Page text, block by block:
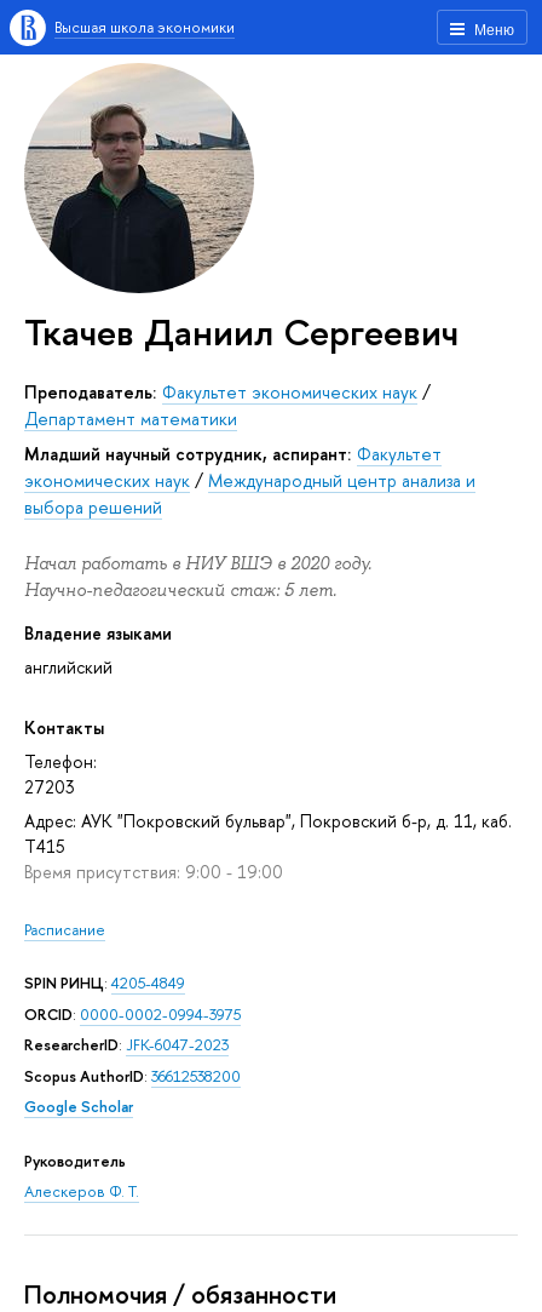
Меню
Высшая школа экономики
Ткачев Даниил Сергеевич
Преподаватель: Факультет экономических наук /
Департамент математики
Младший научный сотрудник, аспирант: Факультет
экономических наук / Международный центр анализа и
выбора решений
Начал работать в НИУ ВШЭ в 2020 году.
Научно-педагогический стаж: 5 лет.
Владение языками
английский
Контакты
Телефон:
27203
Адрес: АУК "Покровский бульвар", Покровский б-р, д. 11, каб.
T415
Время присутствия: 9:00 - 19:00
Расписание
SPIN РИНЦ:4205-4849
ORCID: 0000-0002-0994-3975
ResearcherID: JFK-6047-2023
Scopus AuthorID: 36612538200
Google Scholar
Руководитель
Алескеров Ф. Т.
Полномочия / обязанности